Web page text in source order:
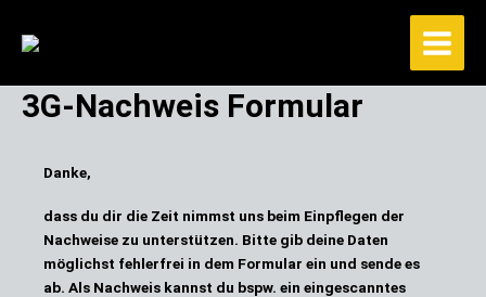
Inhalt
3G-Nachweis Formular
Danke,
dass du dir die Zeit nimmst uns beim Einpflegen der
Nachweise zu unterstützen. Bitte gib deine Daten
möglichst fehlerfrei in dem Formular ein und sende es
ab. Als Nachweis kannst du bspw. ein eingescanntes